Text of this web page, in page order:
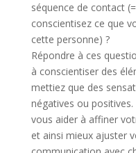
séquence de contact
conscientisez ce que
cette personne) ?
Répondre à ces
à conscientiser des
mettiez que des
négatives ou
vous aider à affiner
et ainsi mieux ajuster